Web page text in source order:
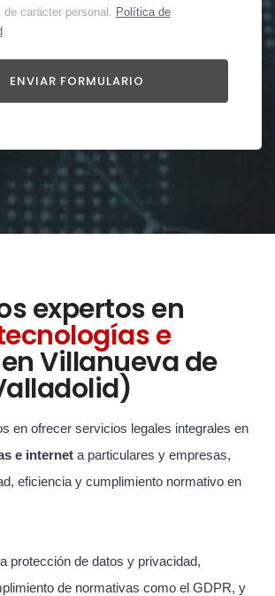
carácter personal. Política de
.
expertos en
e
en Villanueva de
en ofrecer servicios legales integrales en
e internet a particulares y empresas,
eficiencia y cumplimiento normativo en
protección de datos y privacidad,
de normativas como el GDPR, y